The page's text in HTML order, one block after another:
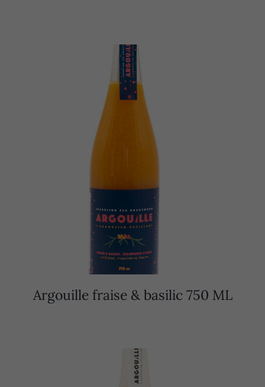
Argouille fraise & basilic 750 ML